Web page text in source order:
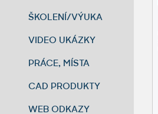
ŠKOLENÍ/VÝUKA
VIDEO UKÁZKY
PRÁCE, MÍSTA
CAD PRODUKTY
WEB ODKAZY